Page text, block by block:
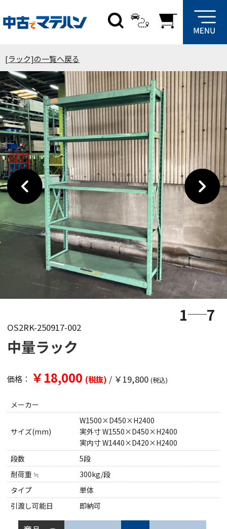
[ラック]の一覧へ戻る
1 7
OS2RK-250917-002
中量ラック
価格： ￥18,000 (税抜) / ￥19,800 (税込)
メーカー
サイズ(mm)
W1500×D450×H2400
実外寸 W1550×D450×H2400
実内寸 W1440×D420×H2400
段数
5段
耐荷重 ≒
300kg/段
タイプ
単体
引渡し可能日
即納可